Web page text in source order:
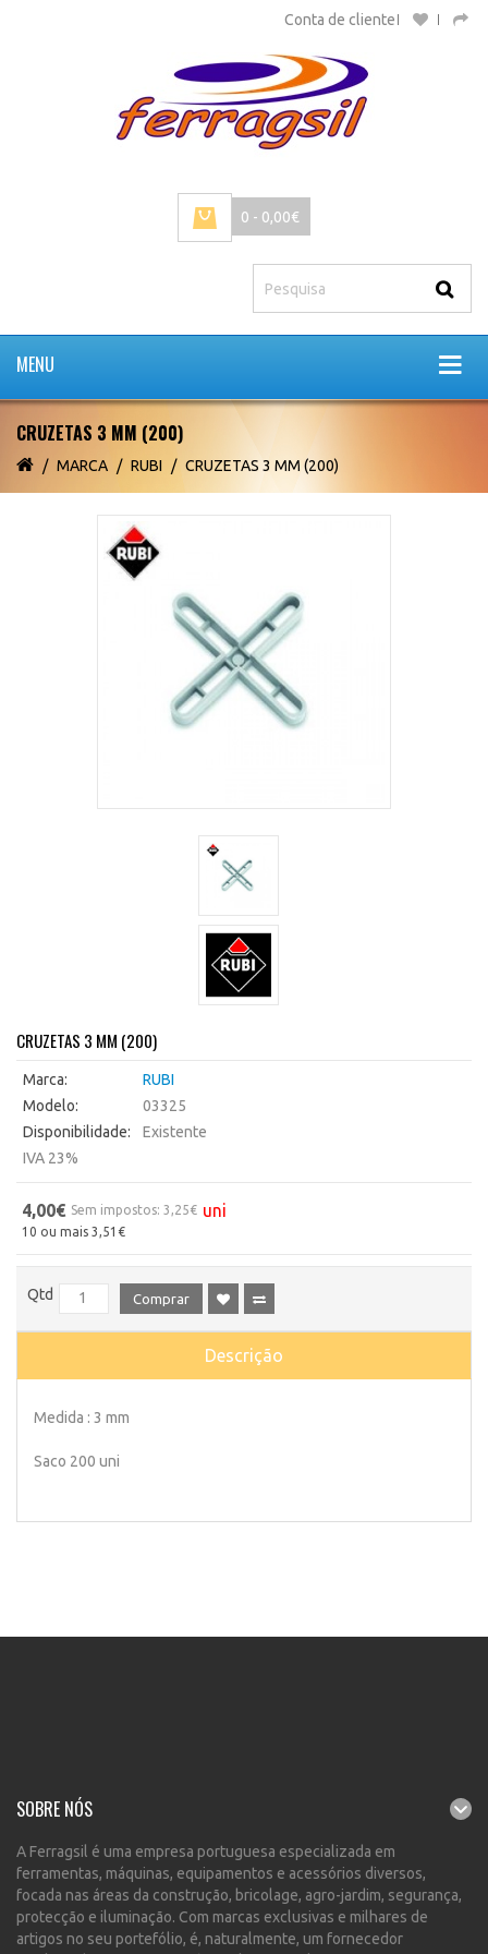
Conta de cliente
0 - 0,00€
MENU
CRUZETAS 3 MM (200)
MARCA RUBI CRUZETAS 3 MM (200)
CRUZETAS 3 MM (200)
Marca:
RUBI
Modelo:
03325
Disponibilidade:
Existente
IVA 23%
4,00€ Sem impostos: 3,25€ uni
10 ou mais 3,51€
Qtd Comprar
Descrição
Medida : 3 mm
Saco 200 uni
SOBRE NÓS
A Ferragsil é uma empresa portuguesa especializada em
ferramentas, máquinas, equipamentos e acessórios diversos,
focada nas áreas da construção, bricolage, agro-jardim, segurança,
protecção e iluminação. Com marcas exclusivas e milhares de
artigos no seu portefólio, é, naturalmente, um fornecedor